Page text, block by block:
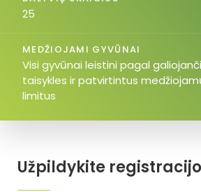
Užpildykite
25
MEDŽIOJAMI GYVŪNAI
Visi gyvūnai leistini pagal
taisykles ir patvirtintus
limitus